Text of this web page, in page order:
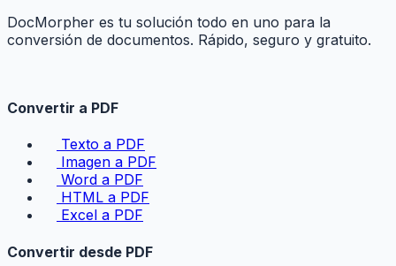
DocMorpher es tu solución todo en uno para la
conversión de documentos. Rápido, seguro y gratuito.
Convertir a PDF
Texto a PDF
Imagen a PDF
Word a PDF
HTML a PDF
Excel a PDF
Convertir desde PDF